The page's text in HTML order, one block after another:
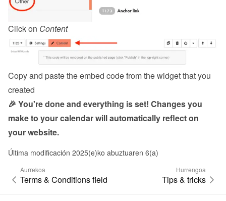
Click on Content
Copy and paste the embed code from the widget that you
created
🎉 You're done and everything is set! Changes you
make to your calendar will automatically reflect on
your website.
Última modificación 2025(e)ko abuztuaren 6(a)
Aurrekoa
Terms & Conditions field
Hurrengoa
Tips & tricks